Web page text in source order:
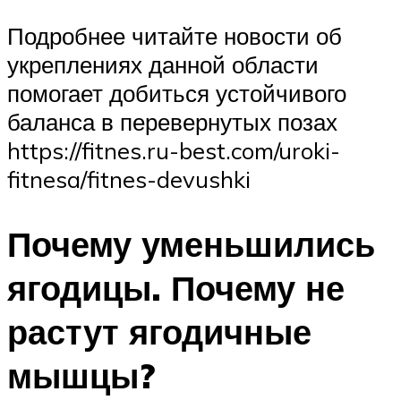
Подробнее читайте новости об
укреплениях данной области
помогает добиться устойчивого
баланса в перевернутых позах
https://fitnes.ru-best.com/uroki-
fitnesa/fitnes-devushki
Почему уменьшились
ягодицы. Почему не
растут ягодичные
мышцы?